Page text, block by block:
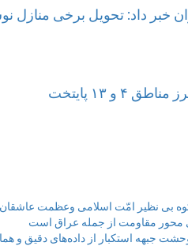
برخی منازل نوسازی شده جنگ ۱۲ روزه
۱۳ پایتخت
بی نظیر امّت اسلامی وعظمت عاشقان
محور مقاومت از جمله عراق است
جبهه استکبار از داده‌های دقیق و